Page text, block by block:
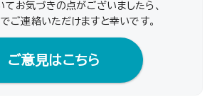
てお気づきの点がございましたら、
ご連絡いただけますと幸いです｡
ご意見はこちら